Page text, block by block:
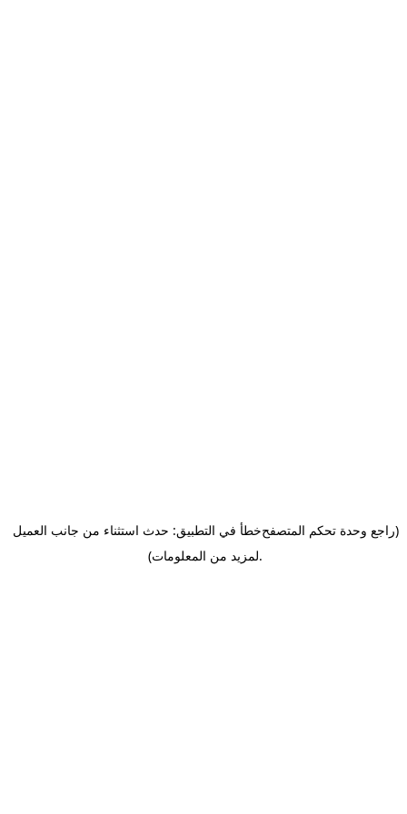
خطأ في التطبيق: حدث استثناء من جانب العميل(راجع وحدة تحكم المتصفح
لمزيد من المعلومات).